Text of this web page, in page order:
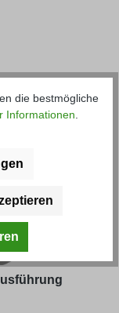
die bestmögliche
Informationen.